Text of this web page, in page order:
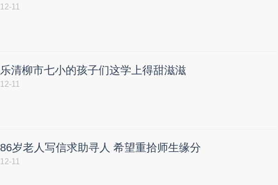
12-11
乐清柳市七小的孩子们这学上得甜滋滋
12-11
86岁老人写信求助寻人 希望重拾师生缘分
12-11